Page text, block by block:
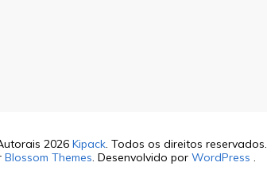
2026 Kipack. Todos os direitos reservados.
Blossom Themes. Desenvolvido por WordPress .